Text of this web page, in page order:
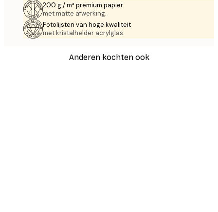
200 g / m² premium papier
met matte afwerking.
Fotolijsten van hoge kwaliteit
met kristalhelder acrylglas.
Anderen kochten ook